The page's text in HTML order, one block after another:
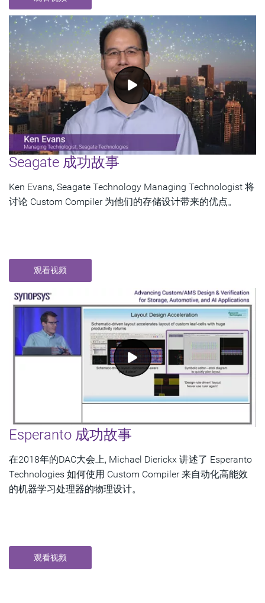
Seagate 成功故事
Ken Evans, Seagate Technology Managing Technologist 将
讨论 Custom Compiler 为他们的存储设计带来的优点。
观看视频
Esperanto 成功故事
在2018年的DAC大会上, Michael Dierickx 讲述了 Esperanto
Technologies 如何使用 Custom Compiler 来自动化高能效
的机器学习处理器的物理设计。
观看视频